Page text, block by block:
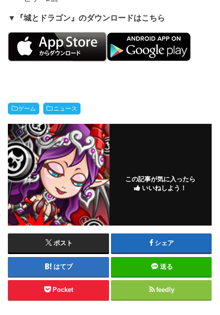
▼『城とドラゴン』のダウンロードはこちら
ゲーム ニュース
この記事が気に入ったら
いいねしよう！
ポスト シェア
はてブ 送る
Pocket feedly